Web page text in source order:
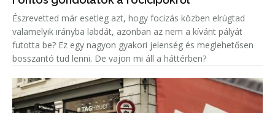
Észrevetted már esetleg azt, hogy focizás közben elrúgtad
valamelyik irányba labdát, azonban az nem a kívánt pályát
futotta be? Ez egy nagyon gyakori jelenség és meglehetősen
bosszantó tud lenni. De vajon mi áll a háttérben?